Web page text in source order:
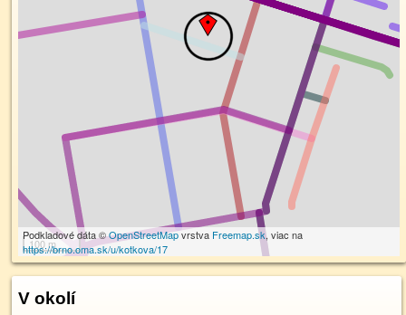
100 m
Podkladové dáta ©OpenStreetMapvrstva Freemap.sk, viac na
https://brno.oma.sk/u/kotkova/17
V okolí